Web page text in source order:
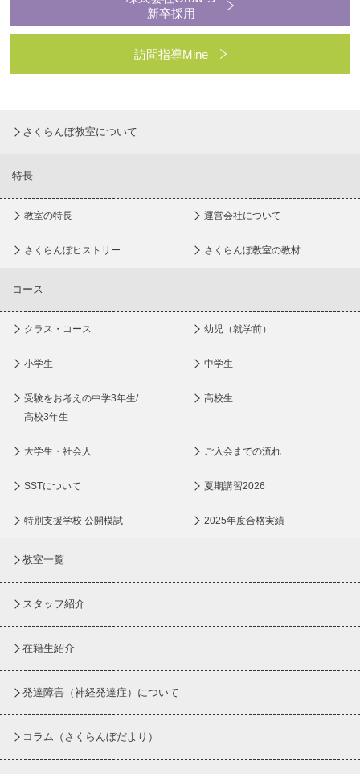
新卒採用
訪問指導Mine
さくらんぼ教室について
特長
教室の特長 運営会社について
さくらんぼヒストリー さくらんぼ教室の教材
コース
クラス・コース 幼児（就学前）
小学生 中学生
受験をお考えの中学3年生/
高校3年生
高校生
大学生・社会人 ご入会までの流れ
SSTについて 夏期講習2026
特別支援学校 公開模試 2025年度合格実績
教室一覧
スタッフ紹介
在籍生紹介
発達障害（神経発達症）について
コラム （さくらんぼだより）